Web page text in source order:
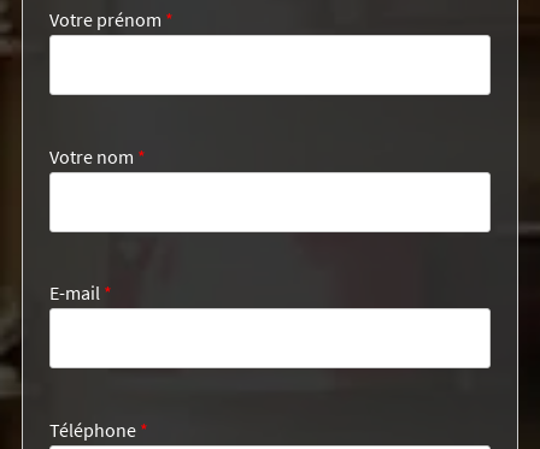
Votre prénom *
Votre nom *
E-mail *
Téléphone *